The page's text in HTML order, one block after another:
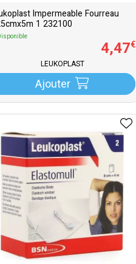
Impermeable Fourreau
1 232100
4,47€
LEUKOPLAST
Ajouter